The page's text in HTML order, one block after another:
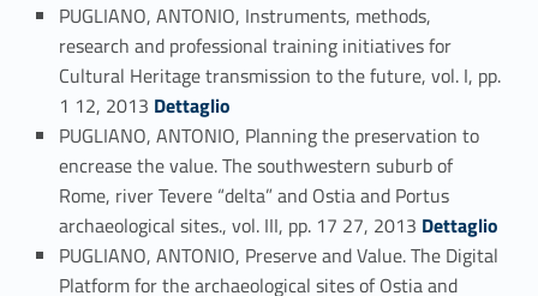
PUGLIANO, ANTONIO, Instruments, methods,
research and professional training initiatives for
Cultural Heritage transmission to the future, vol. I, pp.
1 12, 2013 Link identifier #identifier_person_99865-76
Dettaglio
PUGLIANO, ANTONIO, Planning the preservation to
encrease the value. The southwestern suburb of
Rome, river Tevere “delta” and Ostia and Portus
archaeological sites., vol. III, pp. 17 27, 2013 Link identifier #identifier_person_195765-77
Dettaglio
PUGLIANO, ANTONIO, Preserve and Value. The Digital
Platform for the archaeological sites of Ostia and